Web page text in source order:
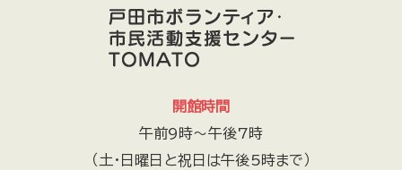
開館時間
午前9時～午後7時
（土・日曜日と祝日は午後5時まで）